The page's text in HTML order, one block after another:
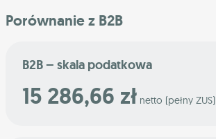
Porównanie z B2B
B2B – skala podatkowa
15 286,66 zł netto (pełny ZUS)